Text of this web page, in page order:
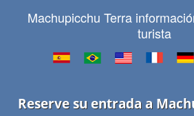
Machupicchu Terra
turista
Reserve su entrada a